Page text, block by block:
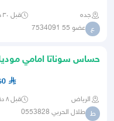
جده قبل ٣٠ دقيقة
ع عضو 55 7534091
حساس سوناتا امامي موديل24 إلى
الرياض قبل ٨ دقائق
ط طلال الحربي 0553828